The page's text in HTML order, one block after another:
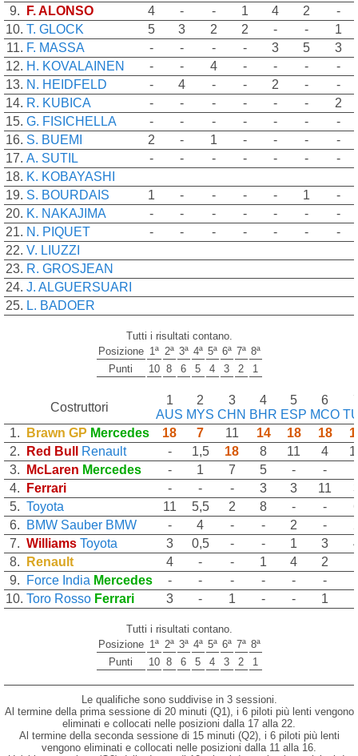
9.
F. ALONSO 4 - - 1 4 2
-
10. T. GLOCK 5 3 2 2 - -
1
11. F. MASSA - - - - 3 5
3
12. H. KOVALAINEN - - 4 - - -
-
13. N. HEIDFELD - 4 - - 2 -
-
14. R. KUBICA - - - - - -
2
15. G. FISICHELLA - - - - - -
-
16. S. BUEMI 2 - 1 - - -
-
17. A. SUTIL - - - - - -
-
18. K. KOBAYASHI
19. S. BOURDAIS 1 - - - - 1
-
20. K. NAKAJIMA - - - - - -
-
21. N. PIQUET - - - - - -
-
22. V. LIUZZI
23. R. GROSJEAN
24. J. ALGUERSUARI
25. L. BADOER
Tutti i risultati contano.
Posizione 1ª 2ª 3ª 4ª 5ª 6ª 7ª 8ª
Punti
10 8 6 5 4 3 2 1
Costruttori
1
AUS
2
MYS
3
CHN
4
BHR
5
ESP
6
MCO
1.
Brawn GP Mercedes 18 7 11 14 18 18
2.
Red Bull Renault - 1,5 18 8 11 4
3.
McLaren Mercedes - 1 7 5 - -
4.
Ferrari - - - 3 3 11
5. Toyota 11 5,5 2 8 - -
6.
BMW Sauber BMW - 4 - - 2 -
7. Williams Toyota 3 0,5 - - 1 3
8.
Renault 4 - - 1 4 2
9.
Force India Mercedes - - - - - -
10. Toro Rosso Ferrari 3 - 1 - - 1
Tutti i risultati contano.
Posizione 1ª 2ª 3ª 4ª 5ª 6ª 7ª 8ª
Punti
10 8 6 5 4 3 2 1
Le qualifiche sono suddivise in 3 sessioni.
Al termine della prima sessione di 20 minuti (Q1), i 6 piloti più lenti vengono
eliminati e collocati nelle posizioni dalla 17 alla 22.
Al termine della seconda sessione di 15 minuti (Q2), i 6 piloti più lenti
vengono eliminati e collocati nelle posizioni dalla 11 alla 16.